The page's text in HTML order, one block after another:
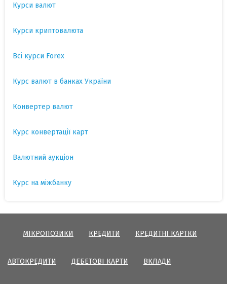
Курси валют
Курси криптовалюта
Всі курси Forex
Курс валют в банках України
Конвертер валют
Курс конвертації карт
Валютний аукціон
Курс на міжбанку
МІКРОПОЗИКИ КРЕДИТИ КРЕДИТНІ КАРТКИ
АВТОКРЕДИТИ ДЕБЕТОВІ КАРТИ ВКЛАДИ